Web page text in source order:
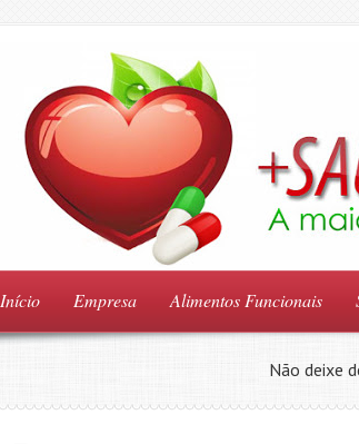
Início Empresa Alimentos Funcionais
Não deixe